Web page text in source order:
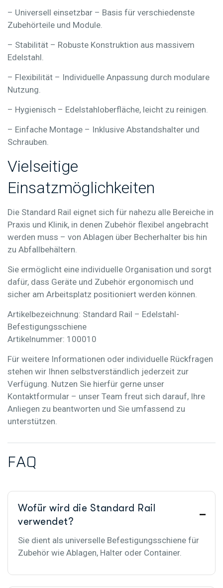
– Universell einsetzbar – Basis für verschiedenste
Zubehörteile und Module.
– Stabilität – Robuste Konstruktion aus massivem
Edelstahl.
– Flexibilität – Individuelle Anpassung durch modulare
Nutzung.
– Hygienisch – Edelstahloberfläche, leicht zu reinigen.
– Einfache Montage – Inklusive Abstandshalter und
Schrauben.
Vielseitige
Einsatzmöglichkeiten
Die Standard Rail eignet sich für nahezu alle Bereiche in
Praxis und Klinik, in denen Zubehör flexibel angebracht
werden muss – von Ablagen über Becherhalter bis hin
zu Abfallbehältern.
Sie ermöglicht eine individuelle Organisation und sorgt
dafür, dass Geräte und Zubehör ergonomisch und
sicher am Arbeitsplatz positioniert werden können.
Artikelbezeichnung: Standard Rail – Edelstahl-
Befestigungsschiene
Artikelnummer: 100010
Für weitere Informationen oder individuelle Rückfragen
stehen wir Ihnen selbstverständlich jederzeit zur
Verfügung. Nutzen Sie hierfür gerne unser
Kontaktformular – unser Team freut sich darauf, Ihre
Anliegen zu beantworten und Sie umfassend zu
unterstützen.
FAQ
Wofür wird die Standard Rail
verwendet?
Sie dient als universelle Befestigungsschiene für
Zubehör wie Ablagen, Halter oder Container.